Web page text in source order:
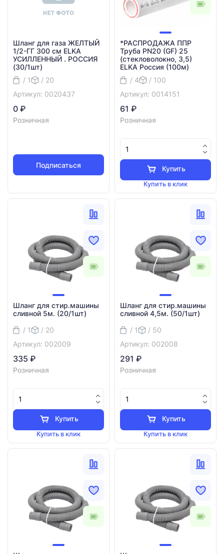
Шланг для газа ЖЕЛТЫЙ
1/2-ГГ 300 см ELKA
УСИЛЛЕННЫЙ . РОССИЯ
(30/1шт)
/ 1
/ 20
Артикул: 0020437
0 ₽
Розничная
Подписаться
*РАСПРОДАЖА ППР
Труба PN20 (GF) 25
(стекловолокно, 3,5)
ELKA Россия (100м)
/ 4
/ 100
Артикул: 0014151
61 ₽
Розничная
Купить
Купить в клик
Шланг для стир.машины
сливной 5м. (20/1шт)
/ 1
/ 20
Артикул: 002009
335 ₽
Розничная
Купить
Купить в клик
Шланг для стир.машины
сливной 4,5м. (50/1шт)
/ 1
/ 50
Артикул: 002008
291 ₽
Розничная
Купить
Купить в клик